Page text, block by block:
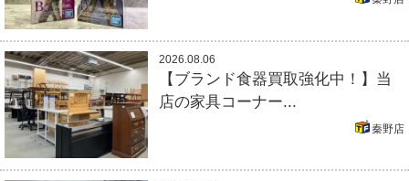
2026.08.06
【ブランド食器買取強化中！】当
店の家具コーナー...
秦野店